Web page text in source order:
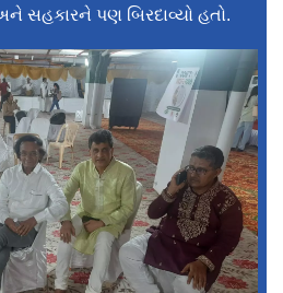
સહકારને પણ બિરદાવ્યો હતો.